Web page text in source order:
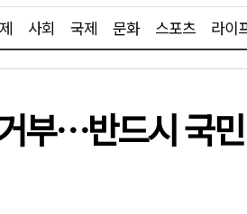
사회 국제 문화 스포츠 라이
부…반드시 국